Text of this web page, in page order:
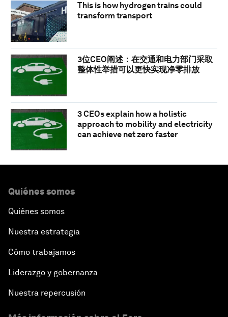
This is how hydrogen trains could
transform transport
3位CEO阐述：在交通和电力部门采取
整体性举措可以更快实现净零排放
3 CEOs explain how a holistic
approach to mobility and electricity
can achieve net zero faster
Quiénes somos
Quiénes somos
Nuestra estrategia
Cómo trabajamos
Liderazgo y gobernanza
Nuestra repercusión